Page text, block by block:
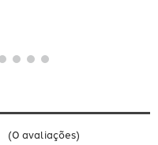
(0 avaliações)